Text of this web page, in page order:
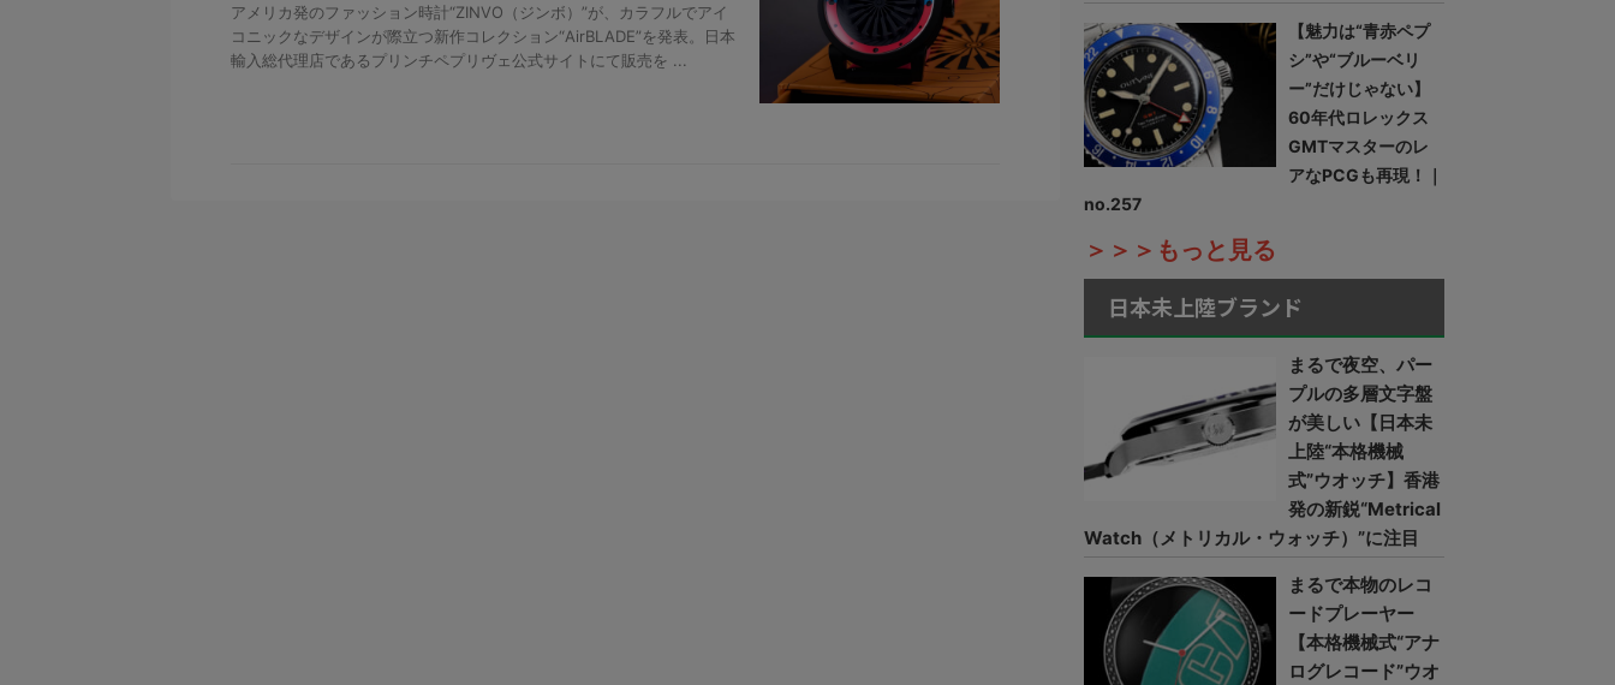
アメリカ発のファッション時計“ZINVO（ジンボ）”が、カラフルでアイ
コニックなデザインが際立つ新作コレクション“AirBLADE”を発表。日本
輸入総代理店であるプリンチペプリヴェ公式サイトにて販売を ...
【魅力は“青赤ペプ
シ”や“ブルーベリ
ー”だけじゃない】
60年代ロレックス
GMTマスターのレ
アなPCGも再現！｜
no.257
＞＞＞もっと見る
日本未上陸ブランド
まるで夜空、パー
プルの多層文字盤
が美しい【日本未
上陸“本格機械
式”ウオッチ】香港
発の新鋭“Metrical
Watch（メトリカル・ウォッチ）”に注目
まるで本物のレコ
ードプレーヤー
【本格機械式“アナ
ログレコード”ウオ